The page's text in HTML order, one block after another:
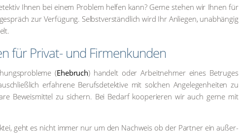
Ihnen bei einem Pro­blem hel­fen kann? Ger­ne ste­hen wir Ihnen für
zur Ver­fü­gung. Selbst­ver­ständ­lich wird Ihr Anlie­gen, unab­hän­gig
für Pri­vat- und Fir­men­kun­den
(Ehe­bruch) han­delt oder Arbeit­neh­mer eines Betru­ges
erfah­re­ne Berufs­de­tek­ti­ve mit sol­chen Ange­le­gen­hei­ten zu
Beweis­mit­tel zu sichern. Bei Bedarf koope­rie­ren wir auch ger­ne mit
geht es nicht immer nur um den Nach­weis ob der Part­ner ein außer­